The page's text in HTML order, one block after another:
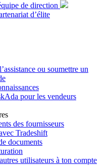
de direction
d’élite
ou soumettre un
pour les vendeurs
des fournisseurs
Tradeshift
documents
utilisateurs à ton compte